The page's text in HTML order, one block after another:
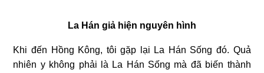
La Hán giả hiện nguyên hình
Khi đến Hồng Kông, tôi gặp lại La Hán Sống đó. Quả
nhiên y không phải là La Hán Sống mà đã biến thành